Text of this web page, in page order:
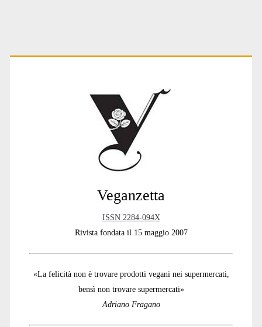
Primary
Veganzetta
ISSN 2284-094X
Rivista fondata il 15 maggio 2007
«La felicità non è trovare prodotti vegani nei supermercati,
bensì non trovare supermercati»
Adriano Fragano